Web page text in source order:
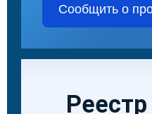
Сообщить о